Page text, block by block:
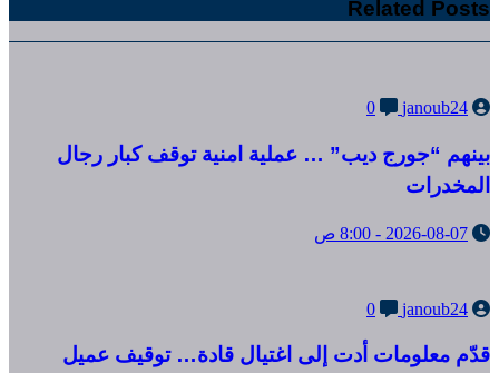
Related Posts
janoub24
0
بينهم “جورج ديب” … عملية امنية توقف كبار رجال
المخدرات
2026-08-07 - 8:00 ص
janoub24
0
قدّم معلومات أدت إلى اغتيال قادة… توقيف عميل